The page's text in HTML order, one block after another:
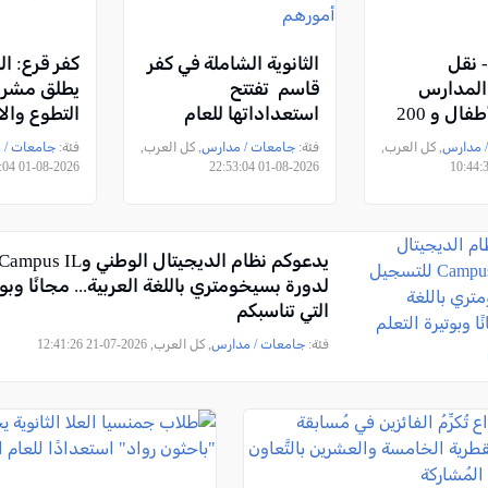
- نقل
ورياض الأطفال و 200
وزارةمدارس, كل العرب,
الثانوية الشاملة في كفر
قاسم تفتتح
استعداداتها للعام
الدراسي الجديد بلقاء
طلاب الصف العاشر
فئة: جامعات / مدارس, كل العرب,
2026-08-01 22:53:04
كفر قرع:
يطلق
التطوع
المدرسة
اسم أحمد
فئة:جامعات
2026-08-01 19:52:04
لدورة بسيخومتري باللغة العربية... مجانًا
التي تناسبكم
فئة: جامعات / مدارس, كل العرب, 2026-07-21 12:41:26